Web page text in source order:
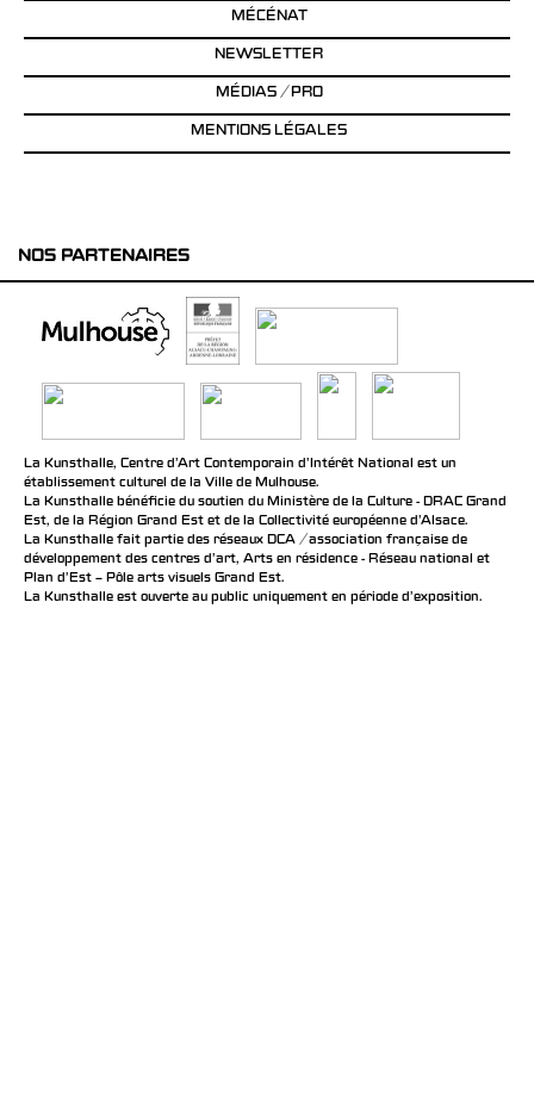
MÉCÉNAT
NEWSLETTER
MÉDIAS / PRO
MENTIONS LÉGALES
NOS PARTENAIRES
La Kunsthalle, Centre d’Art Contemporain d’Intérêt National est un
établissement culturel de la Ville de Mulhouse.
La Kunsthalle bénéficie du soutien du Ministère de la Culture - DRAC Grand
Est, de la Région Grand Est et de la Collectivité européenne d’Alsace.
La Kunsthalle fait partie des réseaux DCA / association française de
développement des centres d'art, Arts en résidence - Réseau national et
Plan d’Est – Pôle arts visuels Grand Est.
La Kunsthalle est ouverte au public uniquement en période d'exposition.